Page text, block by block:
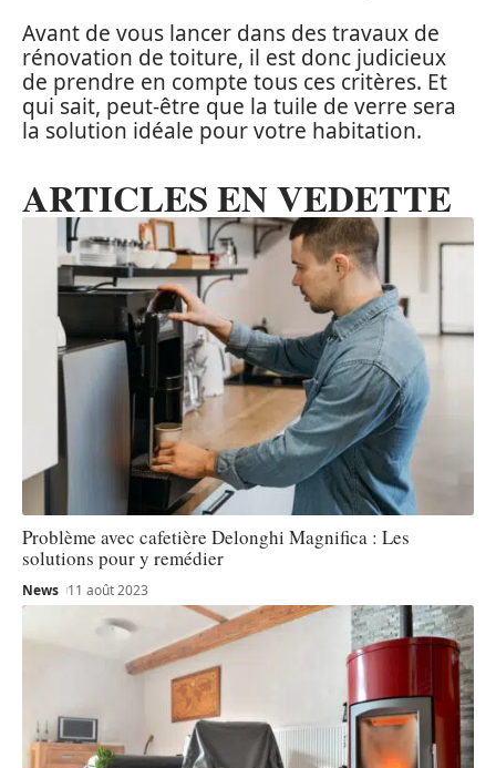
Avant de vous lancer dans des travaux de
rénovation de toiture, il est donc judicieux
de prendre en compte tous ces critères. Et
qui sait, peut-être que la tuile de verre sera
la solution idéale pour votre habitation.
ARTICLES EN VEDETTE
Problème avec cafetière Delonghi Magnifica : Les
solutions pour y remédier
News 11 août 2023